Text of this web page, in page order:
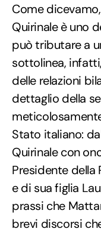
Come
Quirinale è uno
può tributare a
sottolinea,
delle relazioni
dettaglio della
Stato italiano:
Quirinale con
Presidente della
e di sua figlia
prassi che
brevi discorsi